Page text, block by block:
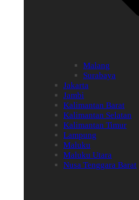
Malang
Surabaya
Jakarta
Jambi
Kalimantan Barat
Kalimantan Selatan
Kalimantan Timur
Lampung
Maluku
Maluku Utara
Nusa Tenggara Barat